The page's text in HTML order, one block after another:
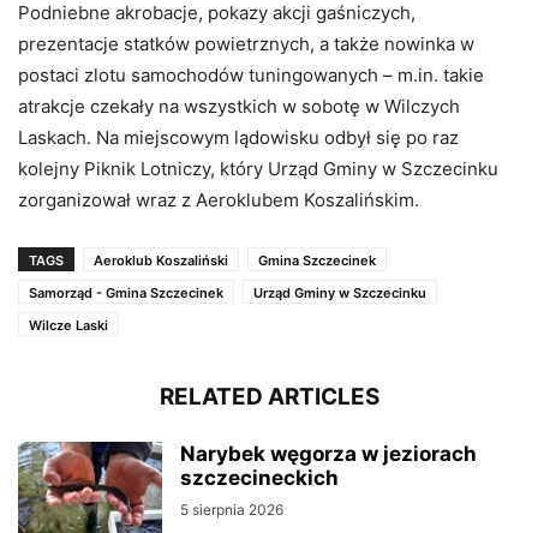
Podniebne akrobacje, pokazy akcji gaśniczych,
prezentacje statków powietrznych, a także nowinka w
postaci zlotu samochodów tuningowanych – m.in. takie
atrakcje czekały na wszystkich w sobotę w Wilczych
Laskach. Na miejscowym lądowisku odbył się po raz
kolejny Piknik Lotniczy, który Urząd Gminy w Szczecinku
zorganizował wraz z Aeroklubem Koszalińskim.
TAGS Aeroklub Koszaliński
Gmina Szczecinek
Samorząd - Gmina Szczecinek
Urząd Gminy w Szczecinku
Wilcze Laski
RELATED ARTICLES
Narybek węgorza w jeziorach
szczecineckich
5 sierpnia 2026